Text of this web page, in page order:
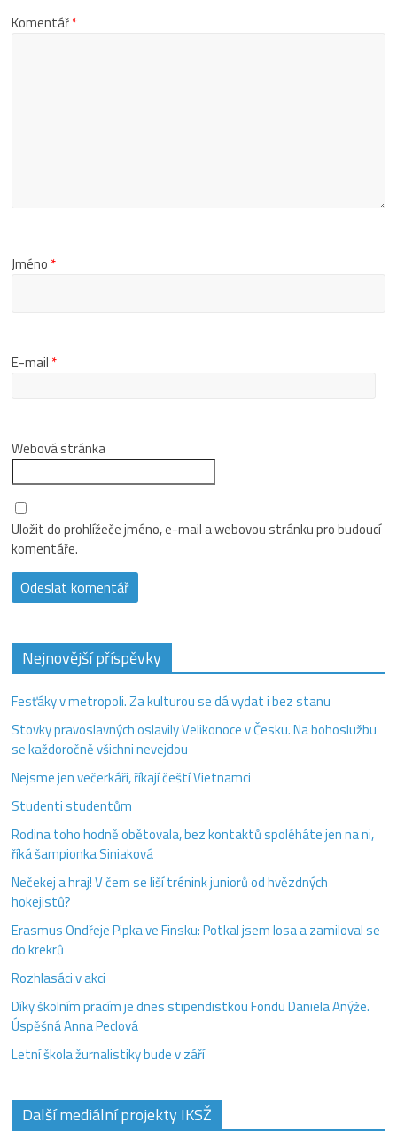
Komentář*
Jméno *
E-mail *
Webová stránka
Uložit do prohlížeče jméno, e-mail a webovou stránku pro budoucí
komentáře.
Nejnovější příspěvky
Fesťáky v metropoli. Za kulturou se dá vydat i bez stanu
Stovky pravoslavných oslavily Velikonoce v Česku. Na bohoslužbu
se každoročně všichni nevejdou
Nejsme jen večerkáři, říkají čeští Vietnamci
Studenti studentům
Rodina toho hodně obětovala, bez kontaktů spoléháte jen na ni,
říká šampionka Siniaková
Nečekej a hraj! V čem se liší trénink juniorů od hvězdných
hokejistů?
Erasmus Ondřeje Pipka ve Finsku: Potkal jsem losa a zamiloval se
do krekrů
Rozhlasáci v akci
Díky školním pracím je dnes stipendistkou Fondu Daniela Anýže.
Úspěšná Anna Peclová
Letní škola žurnalistiky bude v září
Další mediální projekty IKSŽ